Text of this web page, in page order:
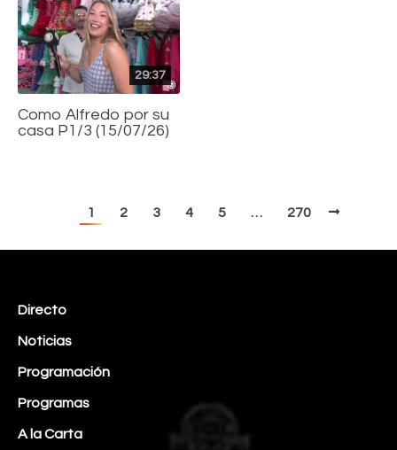
29:37
Como Alfredo por su
casa P1/3 (15/07/26)
1 2 3 4 5 … 270
Directo
Noticias
Programación
Programas
A la Carta